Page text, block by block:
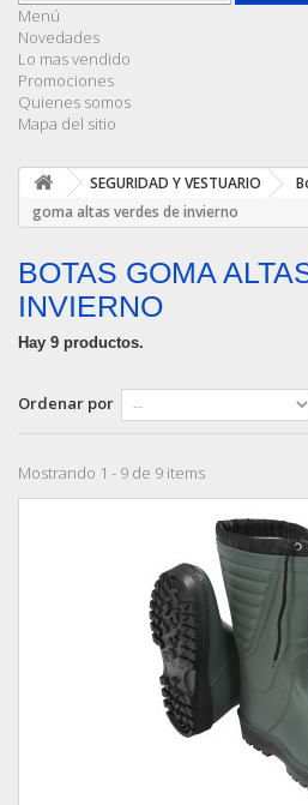
Menú
Novedades
Lo mas vendido
Promociones
Quienes somos
Mapa del sitio
SEGURIDAD Y VESTUARIO
goma altas verdes de invierno
BOTAS GOMA
INVIERNO
Hay 9 productos.
Ordenar por
Mostrando 1 - 9 de 9 items